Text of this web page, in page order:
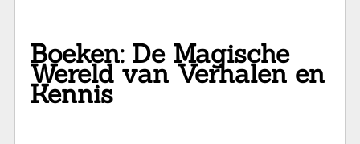
Boeken: De Magische
Wereld van Verhalen en
Kennis